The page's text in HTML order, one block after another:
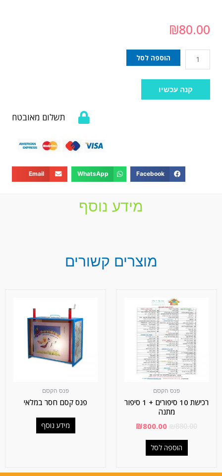
₪80.00
הוספה לסל
קנה עכשיו
תשלום מאובטח
Facebook
WhatsApp
Email
מידע נוסף
מוצרים קשורים
פנס הקסם
רכישת 10 סיפורים + 1 סיפור
מתנה
₪800.00
הוספה לסל
פנס הקסם
פנס קסם חסר במלאי
מידע נוסף